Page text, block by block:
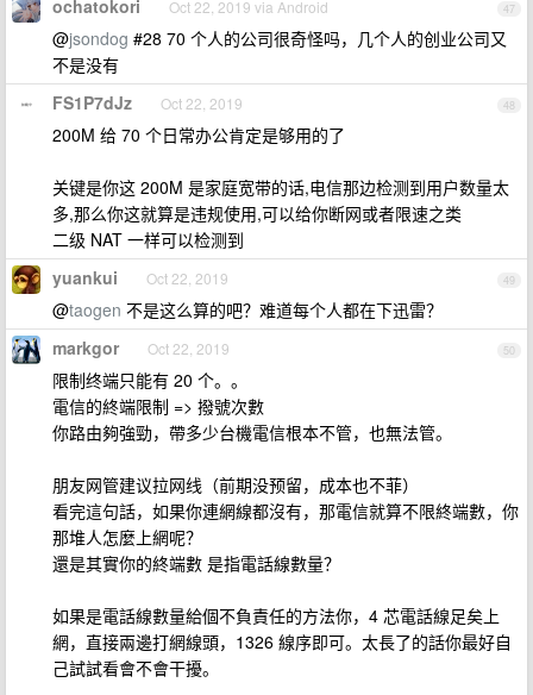
47
ochatokori Oct 22, 2019 via Android
@jsondog #28 70 个人的公司很奇怪吗，几个人的创业公司又
不是没有
48
FS1P7dJz Oct 22, 2019
200M 给 70 个日常办公肯定是够用的了
关键是你这 200M 是家庭宽带的话,电信那边检测到用户数量太
多,那么你这就算是违规使用,可以给你断网或者限速之类
二级 NAT 一样可以检测到
49
yuankui Oct 22, 2019
@taogen 不是这么算的吧？难道每个人都在下迅雷？
50
markgor Oct 22, 2019
限制终端只能有 20 个。。
電信的終端限制 => 撥號次數
你路由夠強勁，帶多少台機電信根本不管，也無法管。
朋友网管建议拉网线（前期没预留，成本也不菲）
看完這句話，如果你連網線都沒有，那電信就算不限終端數，你
那堆人怎麼上網呢？
還是其實你的終端數 是指電話線數量？
如果是電話線數量給個不負責任的方法你，4 芯電話線足矣上
網，直接兩邊打網線頭，1326 線序即可。太長了的話你最好自
己試試看會不會干擾。